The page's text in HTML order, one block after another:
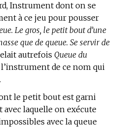
Instrument dont on se
à ce jeu pour pousser
Le gros, le petit bout d’une
que de queue. Se servir de
autrefois Queue du
de ce nom qui
le petit bout est garni
avec laquelle on exécute
avec la queue